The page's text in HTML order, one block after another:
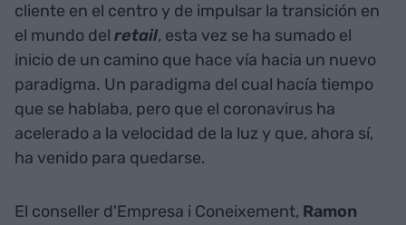
cliente en el centro y de impulsar la transición en
el mundo del retail, esta vez se ha sumado el
inicio de un camino que hace vía hacia un nuevo
paradigma. Un paradigma del cual hacía tiempo
que se hablaba, pero que el coronavirus ha
acelerado a la velocidad de la luz y que, ahora sí,
ha venido para quedarse.
El conseller d'Empresa i Coneixement, Ramon